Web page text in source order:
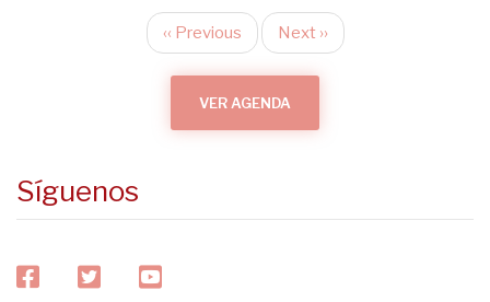
Pagination
‹‹ Previous Next ››
VER AGENDA
Síguenos
facebooktwitteryoutube